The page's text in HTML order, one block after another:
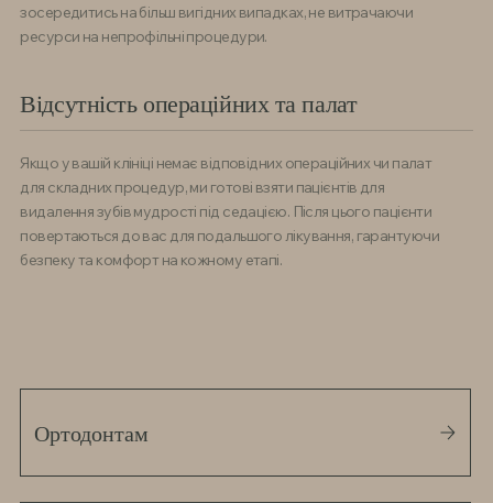
зосередитись на більш вигідних випадках, не витрачаючи
ресурси на непрофільні процедури.
Відсутність операційних та палат
Якщо у вашій клініці немає відповідних операційних чи палат
для складних процедур, ми готові взяти пацієнтів для
видалення зубів мудрості під седацією. Після цього пацієнти
повертаються до вас для подальшого лікування, гарантуючи
безпеку та комфорт на кожному етапі.
Ортодонтам